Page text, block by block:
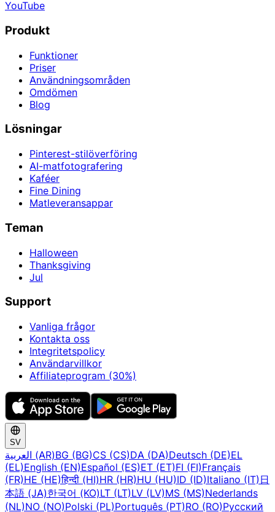
YouTube
Produkt
Funktioner
Priser
Användningsområden
Omdömen
Blog
Lösningar
Pinterest-stilöverföring
AI-matfotografering
Kaféer
Fine Dining
Matleveransappar
Teman
Halloween
Thanksgiving
Jul
Support
Vanliga frågor
Kontakta oss
Integritetspolicy
Användarvillkor
Affiliateprogram (30%)
SV
العربية (AR)BG (BG)CS (CS)DA (DA)Deutsch (DE)EL
(EL)English (EN)Español (ES)ET (ET)FI (FI)Français
(FR)HE (HE)हिन्दी (HI)HR (HR)HU (HU)ID (ID)Italiano (IT) 日
本語 (JA)한국어 (KO)LT (LT)LV (LV)MS (MS)Nederlands
(NL)NO (NO)Polski (PL)Português (PT)RO (RO)Русский